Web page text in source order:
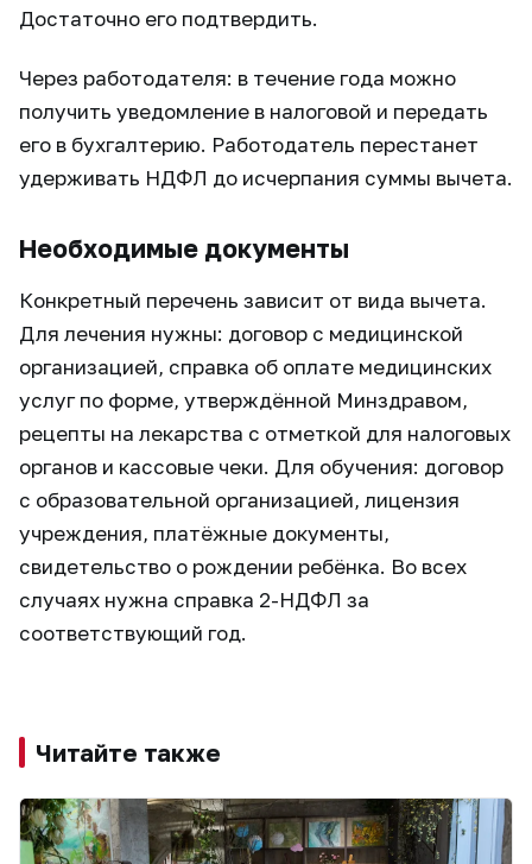
Достаточно его подтвердить.
Через работодателя: в течение года можно
получить уведомление в налоговой и передать
его в бухгалтерию. Работодатель перестанет
удерживать НДФЛ до исчерпания суммы вычета.
Необходимые документы
Конкретный перечень зависит от вида вычета.
Для лечения нужны: договор с медицинской
организацией, справка об оплате медицинских
услуг по форме, утверждённой Минздравом,
рецепты на лекарства с отметкой для налоговых
органов и кассовые чеки. Для обучения: договор
с образовательной организацией, лицензия
учреждения, платёжные документы,
свидетельство о рождении ребёнка. Во всех
случаях нужна справка 2-НДФЛ за
соответствующий год.
Читайте также